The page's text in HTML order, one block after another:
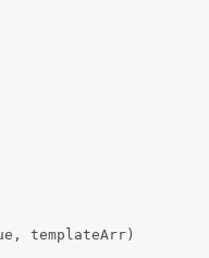
templateArr)